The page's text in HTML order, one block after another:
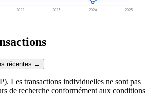
2022 2023 2024 2025
récentes →
Les transactions individuelles ne sont pas
de recherche conformément aux conditions